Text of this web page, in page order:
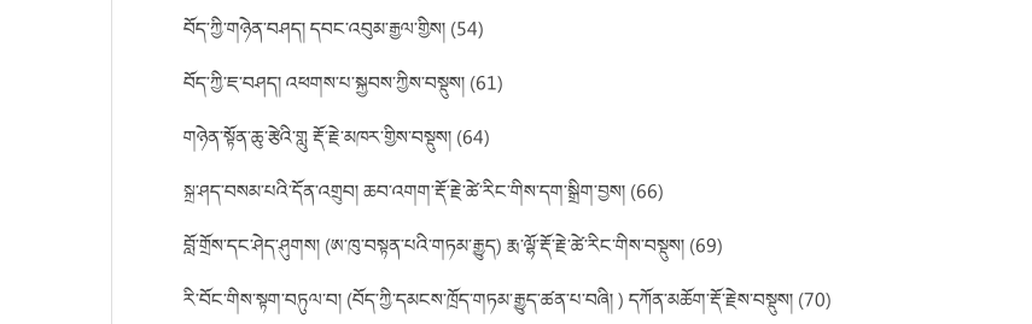
བོད་ཀྱི་གཉེན་བཤད། དབང་འབུམ་རྒྱལ་གྱིས། (54)
བོད་ཀྱི་ཇ་བཤད། འཕགས་པ་སྐྱབས་ཀྱིས་བསྡུས། (61)
གཉེན་སྟོན་ཆུ་རྩེའི་གླུ རྡོ་རྗེ་མཁར་གྱིས་བསྡུས། (64)
སྐྲ་ཤད་བསམ་པའི་དོན་འགྲུབ། ཆབ་འགག་རྡོ་རྗེ་ཚེ་རིང་གིས་དག་སྒྲིག་བྱས། (66)
བློ་གྲོས་དང་ཤེད་ཤུགས། (ཨ་ཁུ་བསྟན་པའི་གཏམ་རྒྱུད) རྨ་ལྷོ་རྡོ་རྗེ་ཚེ་རིང་གིས་བསྡུས། (69)
རི་བོང་གིས་སྟག་བཏུལ་བ། (བོད་ཀྱི་དམངས་ཁྲོད་གཏམ་རྒྱུད་ཚན་པ་བཞི། ) དཀོན་མཆོག་རྡོ་རྗེས་བསྡུས། (70)